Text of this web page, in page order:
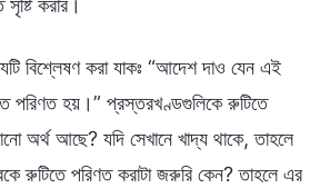
করার।
বিশ্লেষণ করা যাকঃ “আদেশ দাও যেন এই
পরিণত হয়।” প্রস্তরখণ্ডগুলিকে রুটিতে
অর্থ আছে? যদি সেখানে খাদ্য থাকে, তাহলে
রুটিতে পরিণত করাটা জরুরি কেন? তাহলে এর